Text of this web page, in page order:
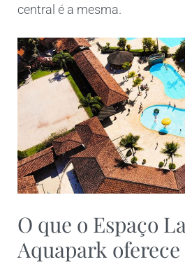
central é a mesma.
O que o Espaço
Aquapark oferece